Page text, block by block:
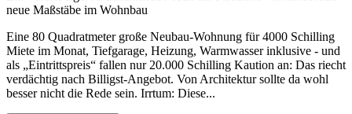
neue Maßstäbe im Wohnbau
Eine 80 Quadratmeter große Neubau-Wohnung für 4000 Schilling
Miete im Monat, Tiefgarage, Heizung, Warmwasser inklusive - und
als „Eintrittspreis“ fallen nur 20.000 Schilling Kaution an: Das riecht
verdächtig nach Billigst-Angebot. Von Architektur sollte da wohl
besser nicht die Rede sein. Irrtum: Diese...